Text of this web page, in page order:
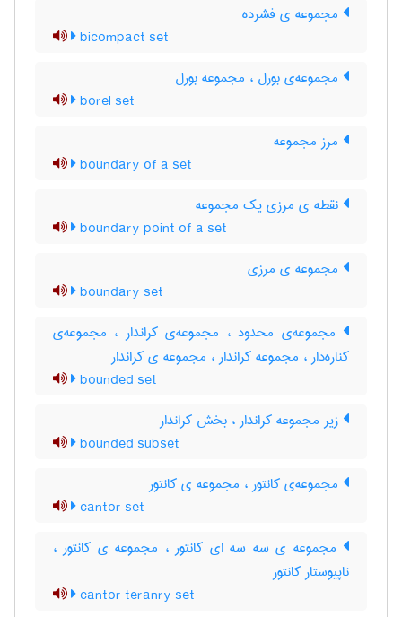
مجموعه ی فشرده
bicompact set
مجموعه‌ی بورل ، مجموعه بورل
borel set
مرز مجموعه
boundary of a set
نقطه ی مرزی یک مجموعه
boundary point of a set
مجموعه ی مرزی
boundary set
مجموعه‌ی محدود ، مجموعه‌ی کراندار ، مجموعه‌ی
کناره‌دار ، مجموعه کراندار ، مجموعه ی کراندار
bounded set
زیر مجموعه کراندار ، بخش کراندار
bounded subset
مجموعه‌ی کانتور ، مجموعه ی کانتور
cantor set
مجموعه ی سه سه ای کانتور ، مجموعه ی کانتور ،
ناپیوستار کانتور
cantor teranry set